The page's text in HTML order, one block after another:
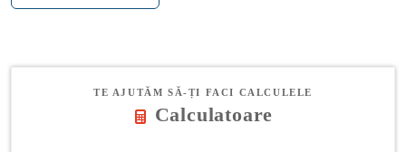
TE AJUTĂM SĂ-ȚI FACI CALCULELE
Calculatoare